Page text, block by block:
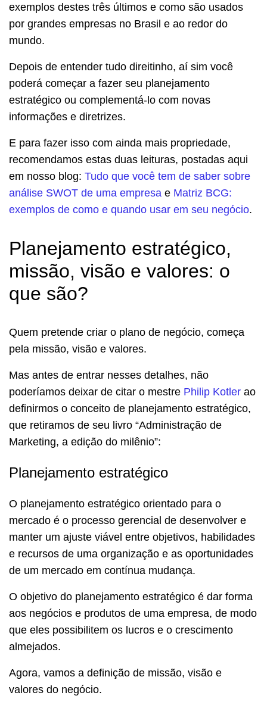
exemplos destes três últimos e como são usados
por grandes empresas no Brasil e ao redor do
mundo.
Depois de entender tudo direitinho, aí sim você
poderá começar a fazer seu planejamento
estratégico ou complementá-lo com novas
informações e diretrizes.
E para fazer isso com ainda mais propriedade,
recomendamos estas duas leituras, postadas aqui
em nosso blog: Tudo que você tem de saber sobre
análise SWOT de uma empresa e Matriz BCG:
exemplos de como e quando usar em seu negócio.
Planejamento estratégico,
missão, visão e valores: o
que são?
Quem pretende criar o plano de negócio, começa
pela missão, visão e valores.
Mas antes de entrar nesses detalhes, não
poderíamos deixar de citar o mestre Philip Kotler ao
definirmos o conceito de planejamento estratégico,
que retiramos de seu livro “Administração de
Marketing, a edição do milênio”:
Planejamento estratégico
O planejamento estratégico orientado para o
mercado é o processo gerencial de desenvolver e
manter um ajuste viável entre objetivos, habilidades
e recursos de uma organização e as oportunidades
de um mercado em contínua mudança.
O objetivo do planejamento estratégico é dar forma
aos negócios e produtos de uma empresa, de modo
que eles possibilitem os lucros e o crescimento
almejados.
Agora, vamos a definição de missão, visão e
valores do negócio.